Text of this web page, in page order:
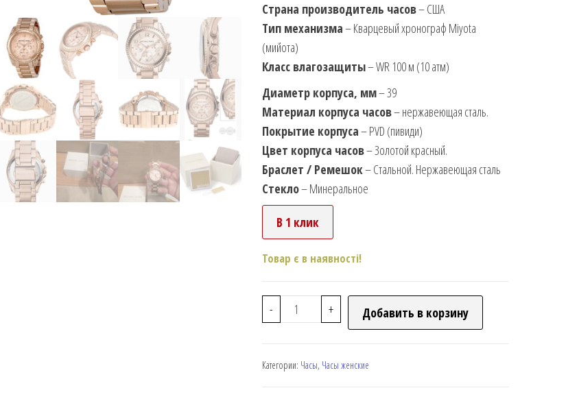
Страна производитель часов– США
Тип механизма– Кварцевый хронограф Miyota
(мийота)
Класс влагозащиты– WR 100 м (10 атм)
Диаметр корпуса, мм– 39
Материал корпуса часов– нержавеющая сталь.
Покрытие корпуса– PVD (пивиди)
Цвет корпуса часов– Золотой красный.
Браслет / Ремешок– Стальной. Нержавеющая сталь
Стекло– Минеральное
В 1 клик
Товар є в наявності!
- + Добавить в корзину
Категории: Часы, Часы женские